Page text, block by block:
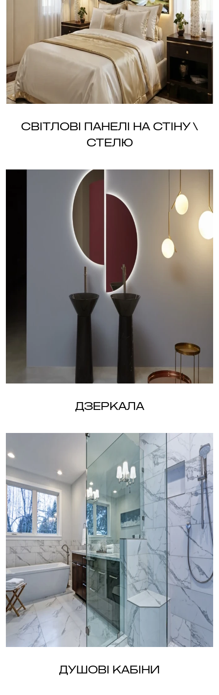
Світлові панелі на стіну \
стелю
Дзеркала
Душові кабіни